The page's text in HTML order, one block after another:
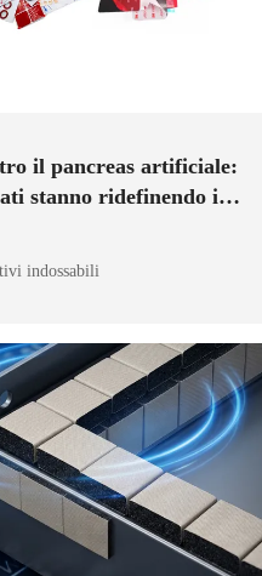
il pancreas artificiale:
stanno ridefinendo i
il diabete
indossabili